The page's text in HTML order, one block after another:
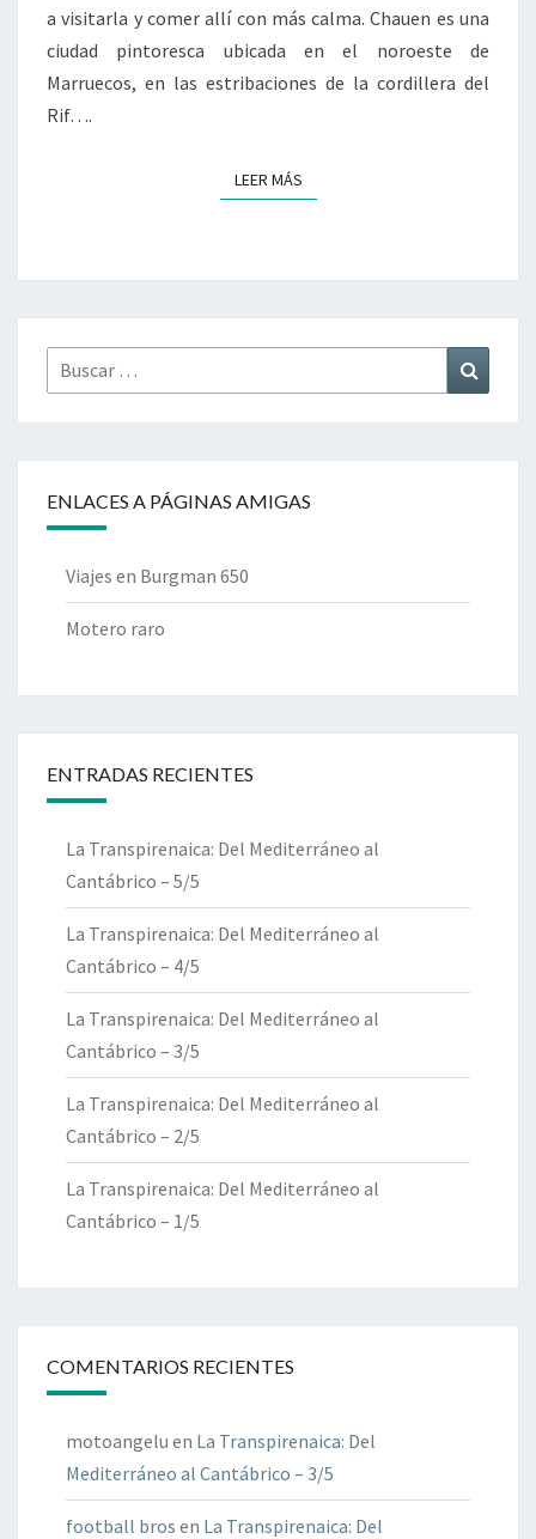
a visitarla y comer allí con más calma. Chauen es una
ciudad pintoresca ubicada en el noroeste de
Marruecos, en las estribaciones de la cordillera del
Rif….
LEER MÁSLEER MÁS
Buscar
por:
ENLACES A PÁGINAS AMIGAS
Viajes en Burgman 650
Motero raro
ENTRADAS RECIENTES
La Transpirenaica: Del Mediterráneo al
Cantábrico – 5/5
La Transpirenaica: Del Mediterráneo al
Cantábrico – 4/5
La Transpirenaica: Del Mediterráneo al
Cantábrico – 3/5
La Transpirenaica: Del Mediterráneo al
Cantábrico – 2/5
La Transpirenaica: Del Mediterráneo al
Cantábrico – 1/5
COMENTARIOS RECIENTES
motoangelu en La Transpirenaica: Del
Mediterráneo al Cantábrico – 3/5
football bros en La Transpirenaica: Del